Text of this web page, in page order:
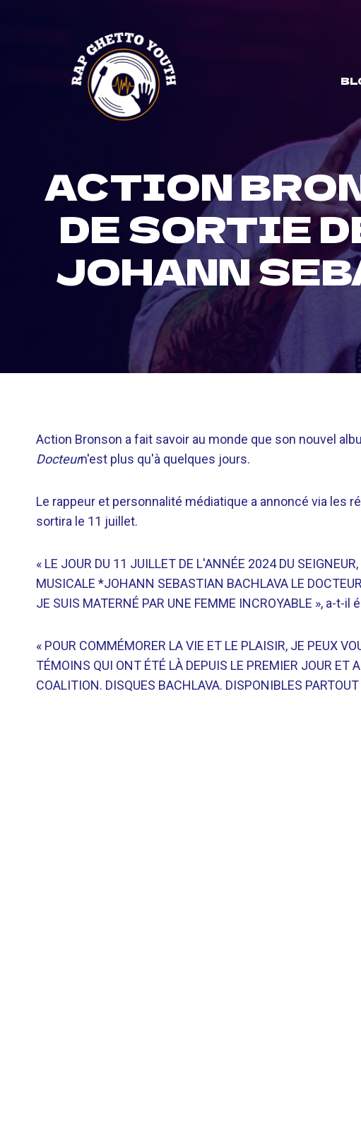
ACTION
DE SORTIE
JOHANN
Action Bronson a fait savoir au monde que son nouvel
Docteurn'est plus qu'à quelques jours.
Le rappeur et personnalité médiatique a annoncé via les
sortira le 11 juillet.
« LE JOUR DU 11 JUILLET DE L'ANNÉE 2024 DU
MUSICALE *JOHANN SEBASTIAN BACHLAVA LE
JE SUIS MATERNÉ PAR UNE FEMME INCROYABLE », a-
« POUR COMMÉMORER LA VIE ET ​​LE PLAISIR, JE PEUX
TÉMOINS QUI ONT ÉTÉ LÀ DEPUIS LE PREMIER JOUR ET
COALITION. DISQUES BACHLAVA. DISPONIBLES